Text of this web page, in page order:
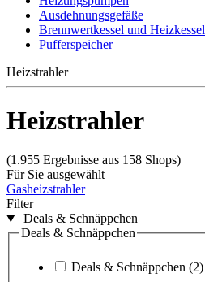
Ausdehnungsgefäße
Brennwertkessel und Heizkessel
Pufferspeicher
Heizstrahler
Heizstrahler
(1.955 Ergebnisse aus 158 Shops)
Für Sie ausgewählt
Gasheizstrahler
Filter
Deals & Schnäppchen
Deals & Schnäppchen
Deals & Schnäppchen (2)